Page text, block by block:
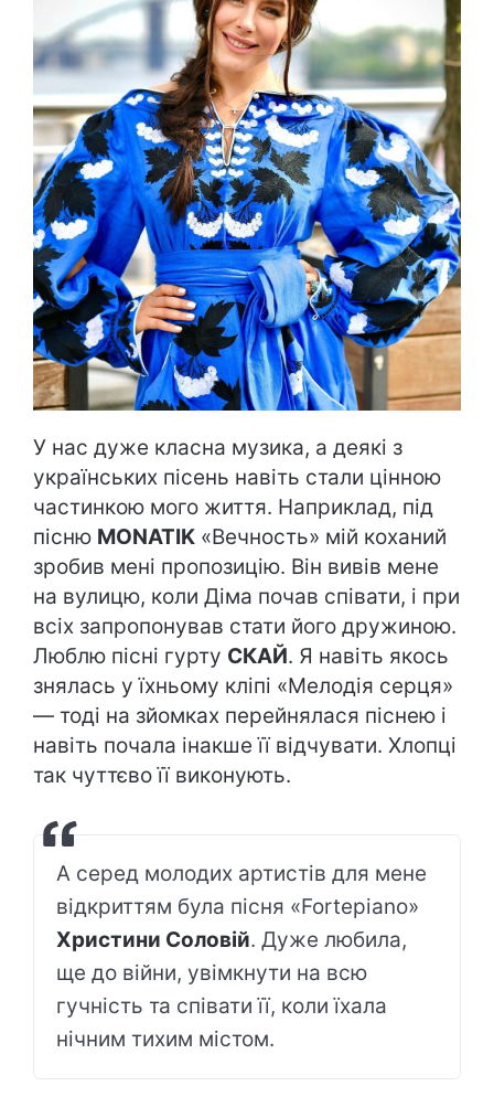
У нас дуже класна музика, а деякі з
українських пісень навіть стали цінною
частинкою мого життя. Наприклад, під
пісню MONATIK «Вечность» мій коханий
зробив мені пропозицію. Він вивів мене
на вулицю, коли Діма почав співати, і при
всіх запропонував стати його дружиною.
Люблю пісні гурту СКАЙ. Я навіть якось
знялась у їхньому кліпі «Мелодія серця»
— тоді на зйомках перейнялася піснею і
навіть почала інакше її відчувати. Хлопці
так чуттєво її виконують.
А серед молодих артистів для мене
відкриттям була пісня «Fortepiano»
Христини Соловій. Дуже любила,
ще до війни, увімкнути на всю
гучність та співати її, коли їхала
нічним тихим містом.